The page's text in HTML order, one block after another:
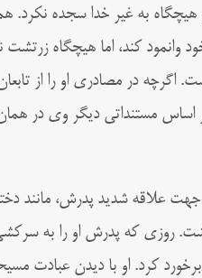
هیچگاه به غیر خدا سجده نکرد.
وانمود کند، اما هیچگاه زرتشت
اگرچه در مصادری او را از
مستنداتی دیگر وی در
علاقه شدید پدرش، مانند
روزی که پدرش او را به
کرد. او با دیدن عبادت